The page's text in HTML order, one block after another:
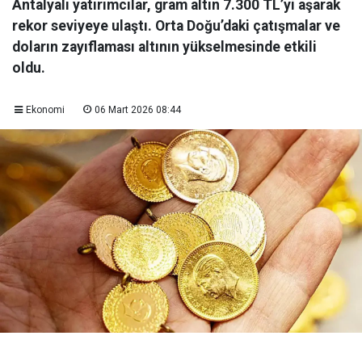
Antalyalı yatırımcılar, gram altın 7.300 TL’yi aşarak
rekor seviyeye ulaştı. Orta Doğu’daki çatışmalar ve
doların zayıflaması altının yükselmesinde etkili
oldu.
Ekonomi 06 Mart 2026 08:44